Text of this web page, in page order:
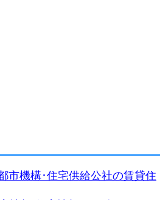
市機構･住宅供給公社の賃貸住